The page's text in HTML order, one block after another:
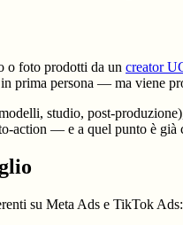
o foto prodotti da un creator
persona — ma viene
studio, post-
action — e a quel punto è già
su Meta Ads e TikTok Ads: